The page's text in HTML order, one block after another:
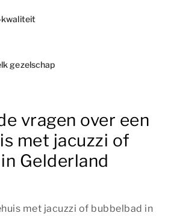
kwaliteit
gezelschap
vragen over een
met jacuzzi of
Gelderland
met jacuzzi of bubbelbad in